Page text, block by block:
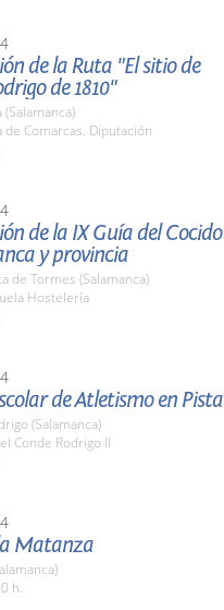
de la Ruta "El sitio de
de 1810"
(Salamanca)
de Comarcas. Diputación
de la IX Guía del Cocido
y provincia
de Tormes (Salamanca)
Hostelería
de Atletismo en Pista
(Salamanca)
Conde Rodrigo II
Matanza
h.